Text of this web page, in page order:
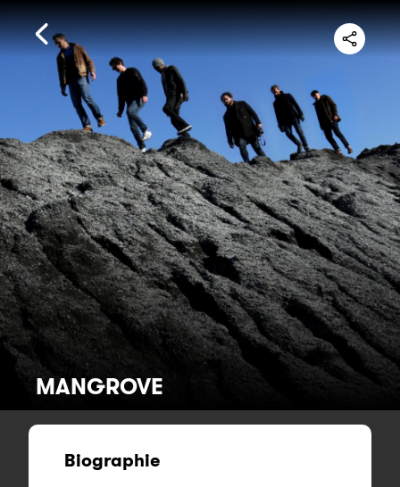
MANGROVE
Biographie